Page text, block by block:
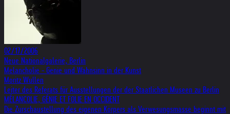
02/17/2006
Neue Nationalgalerie, Berlin
Melancholie - Genie und Wahnsinn in der Kunst
Moritz Wullen
Leiter des Referats für Ausstellungen der der Staatlichen Museen zu Berlin
MÉLANCOLIE, GÉNIE ET FOLIE EN OCCIDENT
Die Zurschaustellung des eigenen Körpers als Verwesungsmasse beginnt mit